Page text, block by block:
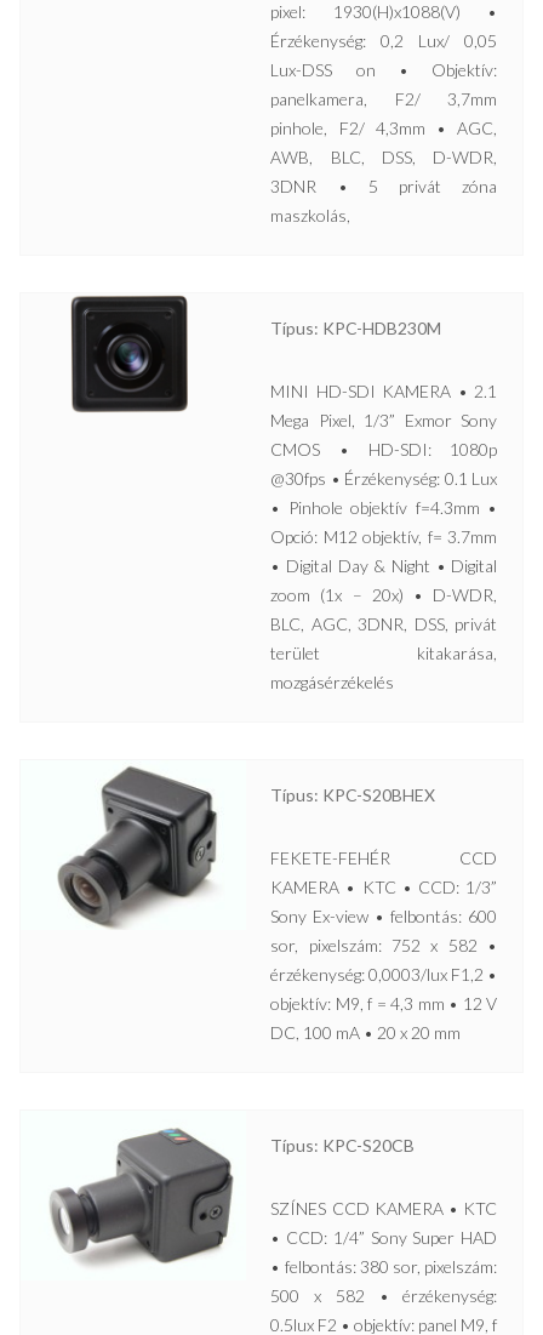
pixel: 1930(H)x1088(V) •
Érzékenység: 0,2 Lux/ 0,05
Lux-DSS on • Objektív:
panelkamera, F2/ 3,7mm
pinhole, F2/ 4,3mm • AGC,
AWB, BLC, DSS, D-WDR,
3DNR • 5 privát zóna
maszkolás,
Típus: KPC-HDB230M
MINI HD-SDI KAMERA • 2.1
Mega Pixel, 1/3” Exmor Sony
CMOS • HD-SDI: 1080p
@30fps • Érzékenység: 0.1 Lux
• Pinhole objektív f=4.3mm •
Opció: M12 objektív, f= 3.7mm
• Digital Day & Night • Digital
zoom (1x – 20x) • D-WDR,
BLC, AGC, 3DNR, DSS, privát
terület kitakarása,
mozgásérzékelés
Típus: KPC-S20BHEX
FEKETE-FEHÉR CCD
KAMERA • KTC • CCD: 1/3”
Sony Ex-view • felbontás: 600
sor, pixelszám: 752 x 582 •
érzékenység: 0,0003/lux F1,2 •
objektív: M9, f = 4,3 mm • 12 V
DC, 100 mA • 20 x 20 mm
Típus: KPC-S20CB
SZÍNES CCD KAMERA • KTC
• CCD: 1/4” Sony Super HAD
• felbontás: 380 sor, pixelszám:
500 x 582 • érzékenység:
0.5lux F2 • objektív: panel M9, f